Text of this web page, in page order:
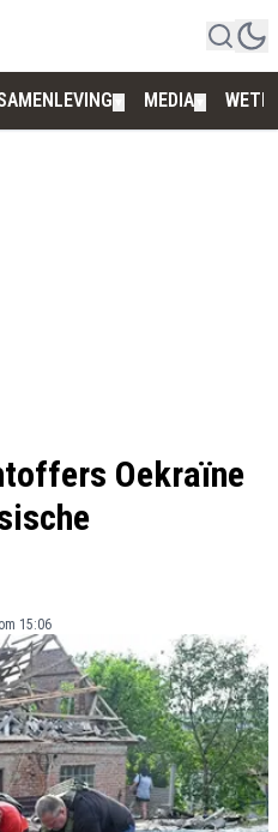
MEDIA
Oekraïne
15:06